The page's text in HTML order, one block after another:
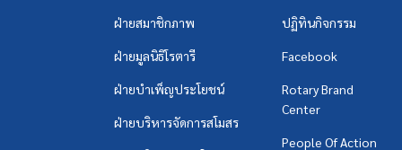
ฝ่ายสมาชิกภาพ
ฝ่ายมูลนิธิโรตารี
ฝ่ายบำเพ็ญประโยชน์
ฝ่ายบริหารจัดการสโมสร
ปฏิทินกิจกรรม
Facebook
Rotary Brand
Center
People Of Action